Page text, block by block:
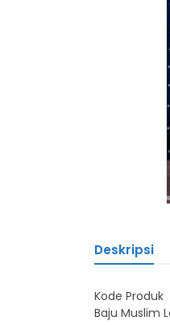
Deskripsi
Kode Produk
Baju Muslim